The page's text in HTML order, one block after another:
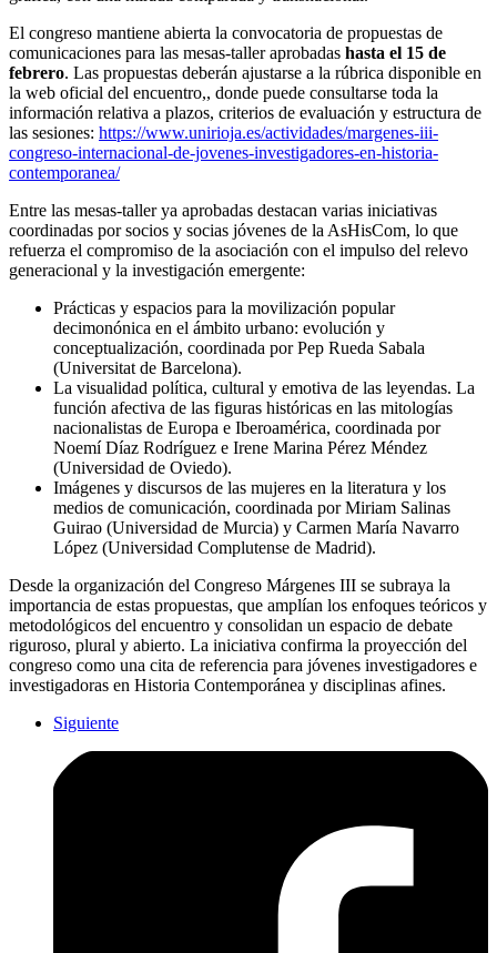
El congreso mantiene abierta la convocatoria de propuestas de
comunicaciones para las mesas-taller aprobadas hasta el 15 de
febrero. Las propuestas deberán ajustarse a la rúbrica disponible en
la web oficial del encuentro,, donde puede consultarse toda la
información relativa a plazos, criterios de evaluación y estructura de
las sesiones: https://www.unirioja.es/actividades/margenes-iii-
congreso-internacional-de-jovenes-investigadores-en-historia-
contemporanea/
Entre las mesas-taller ya aprobadas destacan varias iniciativas
coordinadas por socios y socias jóvenes de la AsHisCom, lo que
refuerza el compromiso de la asociación con el impulso del relevo
generacional y la investigación emergente:
Prácticas y espacios para la movilización popular
decimonónica en el ámbito urbano: evolución y
conceptualización, coordinada por Pep Rueda Sabala
(Universitat de Barcelona).
La visualidad política, cultural y emotiva de las leyendas. La
función afectiva de las figuras históricas en las mitologías
nacionalistas de Europa e Iberoamérica, coordinada por
Noemí Díaz Rodríguez e Irene Marina Pérez Méndez
(Universidad de Oviedo).
Imágenes y discursos de las mujeres en la literatura y los
medios de comunicación, coordinada por Miriam Salinas
Guirao (Universidad de Murcia) y Carmen María Navarro
López (Universidad Complutense de Madrid).
Desde la organización del Congreso Márgenes III se subraya la
importancia de estas propuestas, que amplían los enfoques teóricos y
metodológicos del encuentro y consolidan un espacio de debate
riguroso, plural y abierto. La iniciativa confirma la proyección del
congreso como una cita de referencia para jóvenes investigadores e
investigadoras en Historia Contemporánea y disciplinas afines.
Siguiente